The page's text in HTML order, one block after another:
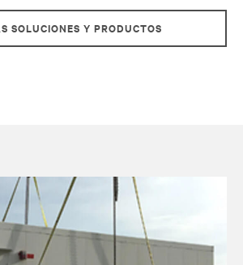
SOLUCIONES Y PRODUCTOS